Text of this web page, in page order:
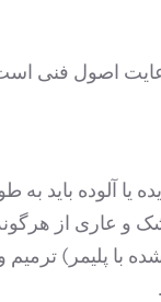
یا آلوده باید
و عاری از